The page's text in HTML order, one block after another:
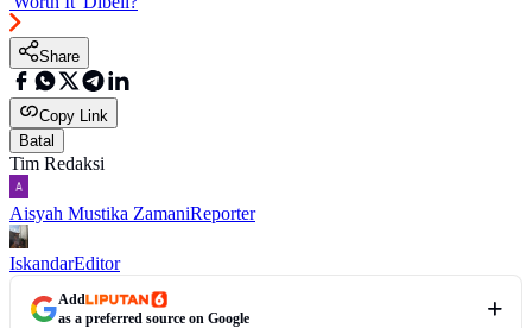
Share
Copy Link
Batal
Tim Redaksi
Aisyah Mustika ZamaniReporter
IskandarEditor
Add
as a preferred source on Google